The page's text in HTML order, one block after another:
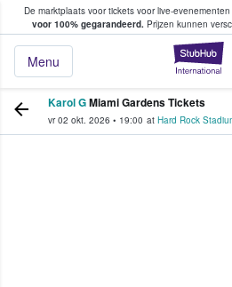
De marktplaats voor tickets voor live-
voor 100% gegarandeerd.Prijzen kunnen
Menu
tickets kopen en
Karol GMiami Gardens Tickets
vr 02 okt. 2026 • 19:00 at Hard Rock